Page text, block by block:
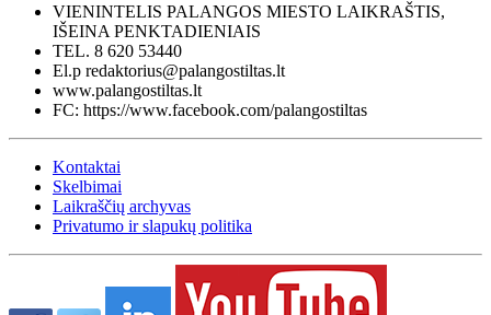
VIENINTELIS PALANGOS MIESTO LAIKRAŠTIS,
IŠEINA PENKTADIENIAIS
TEL. 8 620 53440
El.p redaktorius@palangostiltas.lt
www.palangostiltas.lt
FC: https://www.facebook.com/palangostiltas
Kontaktai
Skelbimai
Laikraščių archyvas
Privatumo ir slapukų politika